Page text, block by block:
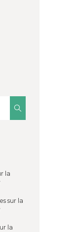
la
sur la
la